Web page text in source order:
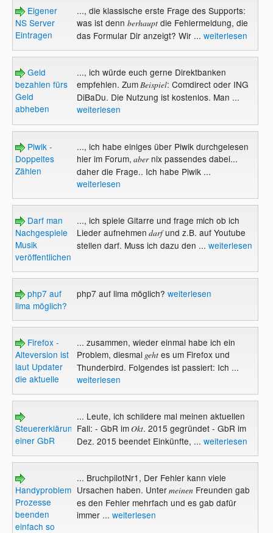
Eigener
NS Server
Eintragen
..., die klassische erste Frage des Supports:
was ist denn berhauptdie Fehlermeldung, die
das Formular Dir anzeigt? Wir ... weiterlesen
Geld
bezahlen fürs
Geld
abheben
..., ich würde euch gerne Direktbanken
empfehlen. ZumBeispiel: Comdirect oder ING
DiBaDu. Die Nutzung ist kostenlos. Man ...
weiterlesen
Piwik -
Doppeltes
Zählen
..., ich habe einiges über Piwik durchgelesen
hier im Forum, abernix passendes dabei...
daher die Frage.. Ich habe Piwik ...
weiterlesen
Darf man
Nachgespiele
Musik
veröffentlichen?
..., ich spiele Gitarre und frage mich ob ich
Lieder aufnehmen darfund z.B. auf Youtube
stellen darf. Muss ich dazu den ... weiterlesen
php7 auf
lima möglich?
php7 auf lima möglich? weiterlesen
Firefox -
Alteversion ist
laut Updater
die aktuelle
... zusammen, wieder einmal habe ich ein
Problem, diesmal gehtes um Firefox und
Thunderbird. Folgendes ist passiert: Ich ...
weiterlesen
Steuererklärung
einer GbR
... Leute, ich schildere mal meinen aktuellen
Fall: - GbR imOkt. 2015 gegründet - GbR im
Dez. 2015 beendet Einkünfte, ... weiterlesen
Handyproblem.
Prozesse
beenden
einfach so
... BruchpilotNr1, Der Fehler kann viele
Ursachen haben. UntermeinenFreunden gab
es den Fehler mehrfach und es gab dafür
immer ... weiterlesen